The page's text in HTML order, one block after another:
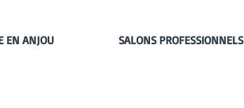
EN ANJOU SALONS PROFESSIONNELS